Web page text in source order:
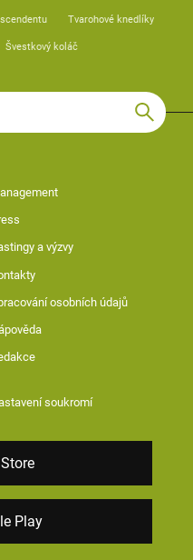
Tvarohové knedlíky
Švestkový koláč
a výzvy
osobních údajů
soukromí
Play